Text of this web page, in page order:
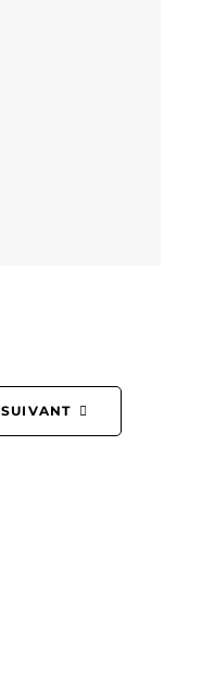
SUIVANT